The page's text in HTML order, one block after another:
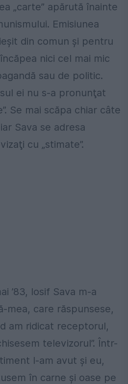
„carte” apărută înainte
Emisiunea
din comun şi pentru
nici cel mai mic
sau de politic.
ei nu s-a pronunţat
Se mai scăpa chiar câte
Sava se adresa
cu „stimate”.
’83, Iosif Sava m-a
mea, care răspunsese,
am ridicat recep­torul,
televizorul”. Într-
l-am avut şi eu,
în carne şi oase pe